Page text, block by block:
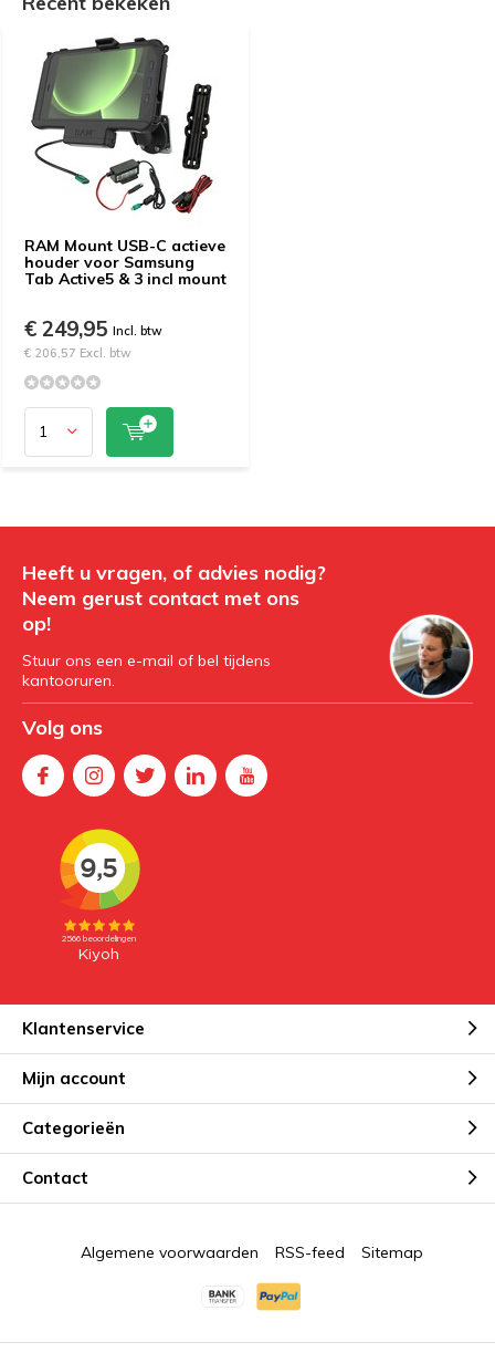
RAM Mount USB-C actieve
houder voor Samsung
Tab Active5 & 3 incl mount
€ 249,95 Incl. btw
€ 206,57 Excl. btw
Heeft u vragen, of advies nodig?
Neem gerust contact met ons
op!
Stuur ons een e-mail of bel tijdens
kantooruren.
Volg ons
Klantenservice
Mijn account
Categorieën
Contact
Algemene voorwaarden RSS-feed Sitemap